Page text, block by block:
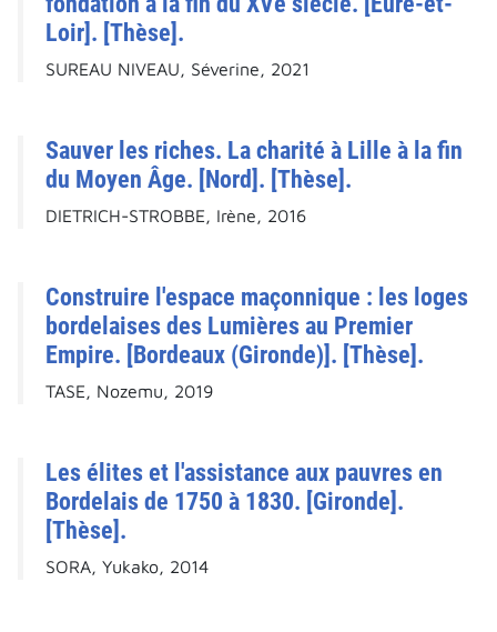
Loir]. [Thèse].
SUREAU NIVEAU, Séverine, 2021
Sauver les riches. La charité à Lille à la fin
du Moyen Âge. [Nord]. [Thèse].
DIETRICH-STROBBE, Irène, 2016
Construire l'espace maçonnique : les loges
bordelaises des Lumières au Premier
Empire. [Bordeaux (Gironde)]. [Thèse].
TASE, Nozemu, 2019
Les élites et l'assistance aux pauvres en
Bordelais de 1750 à 1830. [Gironde].
[Thèse].
SORA, Yukako, 2014